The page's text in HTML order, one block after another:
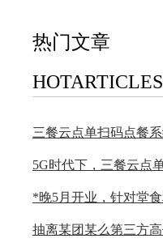
热门文章
HOTARTICLES